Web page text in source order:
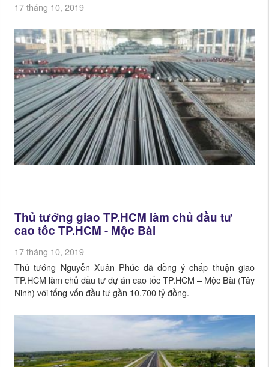
17 tháng 10, 2019
Thủ tướng giao TP.HCM làm chủ đầu tư
cao tốc TP.HCM - Mộc Bài
17 tháng 10, 2019
Thủ tướng Nguyễn Xuân Phúc đã đồng ý chấp thuận giao
TP.HCM làm chủ đầu tư dự án cao tốc TP.HCM – Mộc Bài (Tây
Ninh) với tổng vốn đầu tư gần 10.700 tỷ đồng.